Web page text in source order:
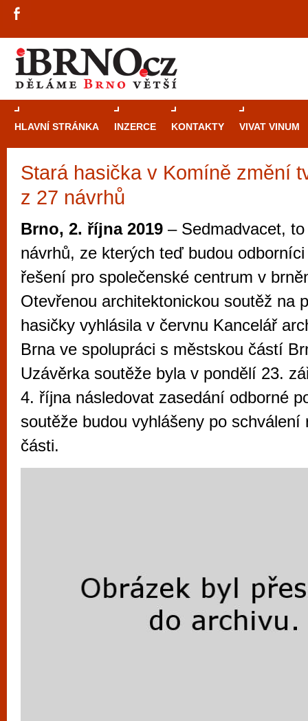
HLAVNÍ STRÁNKA INZERCE KONTAKTY VIVAT VINUM
Stará hasička v Komíně změní
z 27 návrhů
Brno, 2. října 2019 – Sedmadvacet,
návrhů, ze kterých teď budou
řešení pro společenské centrum v
Otevřenou architektonickou soutěž na
hasičky vyhlásila v červnu Kancelář
Brna ve spolupráci s městskou částí
Uzávěrka soutěže byla v pondělí 23.
4. října následovat zasedání odborné
soutěže budou vyhlášeny po schválení
části.
Průvodce
Brno je
zajímavé
restaurace,
Mimo jiné je ale také místem, kde si
vyzkoušet různé kasinové hry. V
metropoli naleznete širokou nabídku her
po moderní automaty jak pro pravidelné
příležitostné hráče. V...